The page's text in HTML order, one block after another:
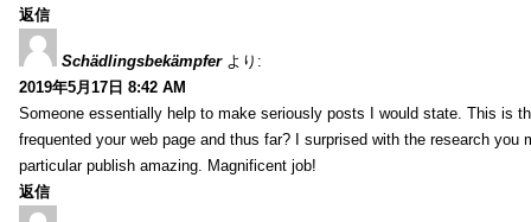
返信
Schädlingsbekämpfer より:
2019年5月17日 8:42 AM
Someone essentially help to make seriously posts I would state. This is
frequented your web page and thus far? I surprised with the research you
particular publish amazing. Magnificent job!
返信